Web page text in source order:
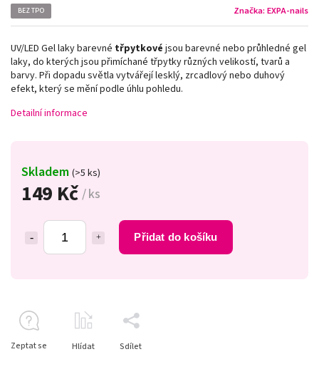
BEZ TPO Značka: EXPA-nails
149 Kč / ks
Přidat do košíku
Skladem (>5 ks)
UV/LED Gel laky barevné třpytkové jsou barevné nebo průhledné gel
laky, do kterých jsou přimíchané třpytky různých velikostí, tvarů a
barvy. Při dopadu světla vytvářejí lesklý, zrcadlový nebo duhový
efekt, který se mění podle úhlu pohledu.
Detailní informace
Zeptat se Hlídat Sdílet